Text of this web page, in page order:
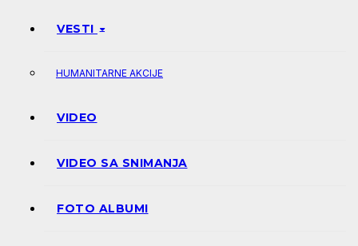
VESTI
HUMANITARNE AKCIJE
VIDEO
VIDEO SA SNIMANJA
FOTO ALBUMI